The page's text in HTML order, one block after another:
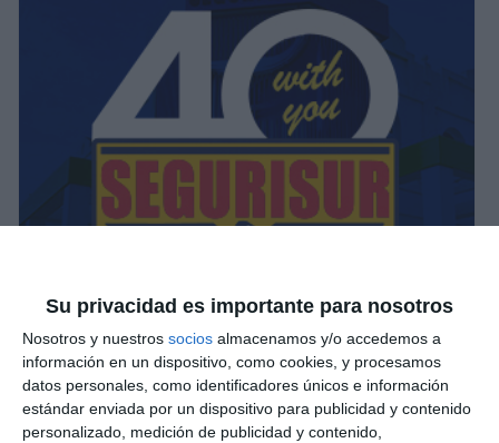
Su privacidad es importante para nosotros
Nosotros y nuestros socios almacenamos y/o accedemos a
información en un dispositivo, como cookies, y procesamos
datos personales, como identificadores únicos e información
estándar enviada por un dispositivo para publicidad y contenido
personalizado, medición de publicidad y contenido,